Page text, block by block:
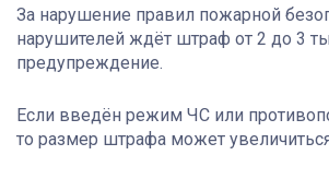
За нарушение правил пожарной
нарушителей ждёт штраф от 2 до 3
предупреждение.
Если введён режим ЧС или
то размер штрафа может